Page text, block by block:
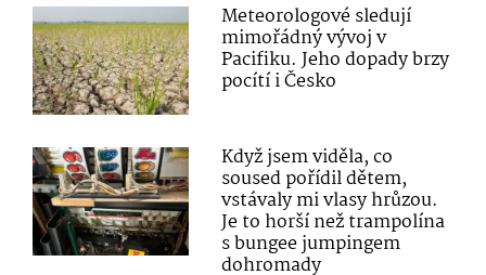
Meteorologové sledují
mimořádný vývoj v
Pacifiku. Jeho dopady brzy
pocítí i Česko
Když jsem viděla, co
soused pořídil dětem,
vstávaly mi vlasy hrůzou.
Je to horší než trampolína
s bungee jumpingem
dohromady